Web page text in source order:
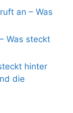
an – Was
Was steckt
hinter
die